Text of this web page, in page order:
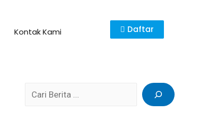
Kontak Kami Daftar